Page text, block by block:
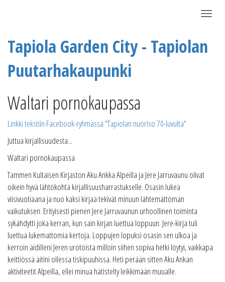
Tapiola Garden City - Tapiolan
Puutarhakaupunki
Waltari pornokaupassa
Linkki tekstiin Facebook-ryhmässä "Tapiolan nuoriso 70-luvulta"
Juttua kirjallisuudesta...
Waltari pornokaupassa
Tammen Kultaisen Kirjaston Aku Ankka Alpeilla ja Jere Jarruvaunu olivat
oikein hyvä lähtökohta kirjallisuusharrastukselle. Osasin lukea
viisivuotiaana ja nuo kaksi kirjaa tekivät minuun lähtemättömän
vaikutuksen. Erityisesti pienen Jere Jarruvaunun urhoollinen toiminta
sykähdytti joka kerran, kun sain kirjan luettua loppuun. Jere-kirja tuli
luettua lukemattomia kertoja. Loppujen lopuksi osasin sen ulkoa ja
kerroin äidilleni Jeren urotöistä milloin siihen sopiva hetki löytyi, vaikkapa
keittiössä äitini ollessa tiskipuuhissa. Heti perään sitten Aku Ankan
aktiviteetit Alpeilla, ellei minua hätistelty leikkimään muualle.